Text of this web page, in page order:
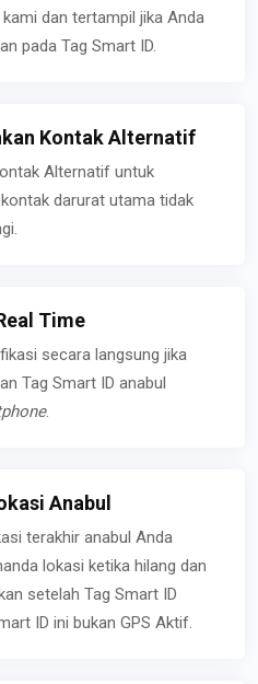
dan tertampil jika Anda
pada Tag Smart ID.
Kontak Alternatif
Alternatif untuk
darurat utama tidak
Time
secara langsung jika
Tag Smart ID anabul
.
Anabul
terakhir anabul Anda
lokasi ketika hilang dan
setelah Tag Smart ID
ID ini bukan GPS Aktif.